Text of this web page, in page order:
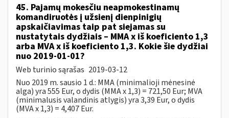
45. Pajamų mokesčiu neapmokestinamų
komandiruotės į užsienį dienpinigių
apskaičiavimas taip pat siejamas su
nustatytais dydžiais – MMA x iš koeficiento 1,3
arba MVA x iš koeficiento 1,3. Kokie šie dydžiai
nuo 2019-01-01?
Web turinio sąrašas 2019-03-12
Nuo 2019 m. sausio 1 d.: MMA (minimalioji mėnesinė
alga) yra 555 Eur, o dydis (MMA x 1,3) = 721,50 Eur; MVA
(minimalusis valandinis atlygis) yra 3,39 Eur, o dydis
(MVA x 1,3) = 4,407 Eur.